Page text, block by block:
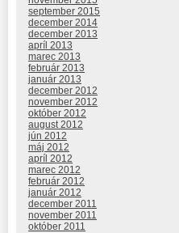
september 2015
december 2014
december 2013
apríl 2013
marec 2013
február 2013
január 2013
december 2012
november 2012
október 2012
august 2012
jún 2012
máj 2012
apríl 2012
marec 2012
február 2012
január 2012
december 2011
november 2011
október 2011